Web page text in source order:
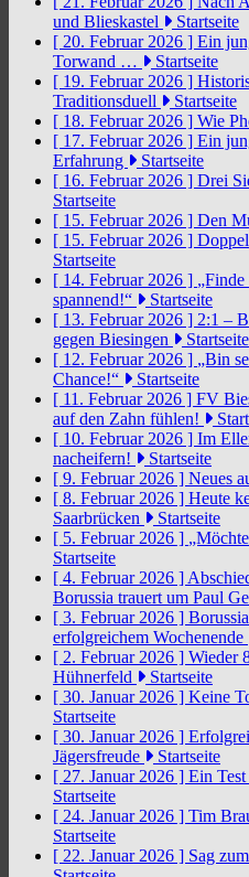
und Blieskastel
Startseite
[ 20. Februar 2026 ] Ein
Torwand …
Startseite
[ 19. Februar 2026 ]
Traditionsduell
Startseite
[ 18. Februar 2026 ] Wie
[ 17. Februar 2026 ] Ein
Erfahrung
Startseite
[ 16. Februar 2026 ] Drei
Startseite
[ 15. Februar 2026 ] Den
[ 15. Februar 2026 ]
Startseite
[ 14. Februar 2026 ]
spannend!“
Startseite
[ 13. Februar 2026 ] 2:1 –
gegen Biesingen
Startseite
[ 12. Februar 2026 ] „Bin
Chance!“
Startseite
[ 11. Februar 2026 ] FV
auf den Zahn fühlen!
[ 10. Februar 2026 ] Im
nacheifern!
Startseite
[ 9. Februar 2026 ] Neues
[ 8. Februar 2026 ] Heute
Saarbrücken
Startseite
[ 5. Februar 2026 ]
Startseite
[ 4. Februar 2026 ]
Borussia trauert um Paul
[ 3. Februar 2026 ]
erfolgreichem Wochenende
[ 2. Februar 2026 ] Wieder
Hühnerfeld
Startseite
[ 30. Januar 2026 ] Keine
Startseite
[ 30. Januar 2026 ]
Jägersfreude
Startseite
[ 27. Januar 2026 ] Ein
Startseite
[ 24. Januar 2026 ] Tim
Startseite
[ 22. Januar 2026 ] Sag